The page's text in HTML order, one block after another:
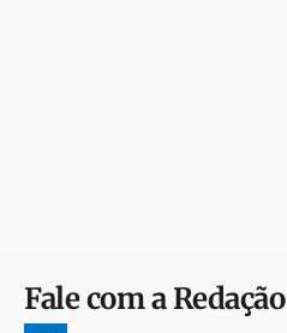
Fale com a Redação